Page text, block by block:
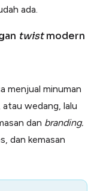
ada.
twistmodern
menjual minuman
wedang, lalu
dan branding.
dan kemasan